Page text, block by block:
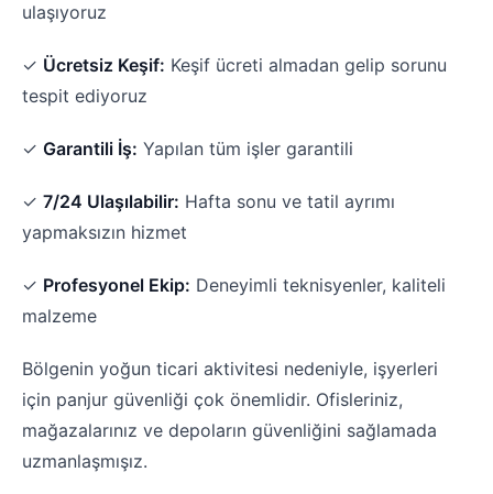
ulaşıyoruz
✓ Ücretsiz Keşif: Keşif ücreti almadan gelip sorunu
tespit ediyoruz
✓ Garantili İş: Yapılan tüm işler garantili
✓ 7/24 Ulaşılabilir: Hafta sonu ve tatil ayrımı
yapmaksızın hizmet
✓ Profesyonel Ekip: Deneyimli teknisyenler, kaliteli
malzeme
Bölgenin yoğun ticari aktivitesi nedeniyle, işyerleri
için panjur güvenliği çok önemlidir. Ofisleriniz,
mağazalarınız ve depoların güvenliğini sağlamada
uzmanlaşmışız.